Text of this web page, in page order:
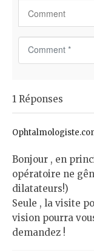
e
n
t
1 Réponses
Bonjour , en
opératoire ne
dilatateurs!)
Seule , la visite
vision pourra
demandez !